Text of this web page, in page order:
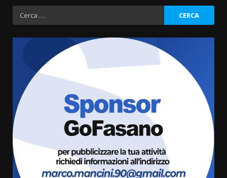
degli
articoli
Ricerca
per:
Savelletri in festa, domani sera
grande spettacolo con Uccio De
8 Agosto 2026 07:30